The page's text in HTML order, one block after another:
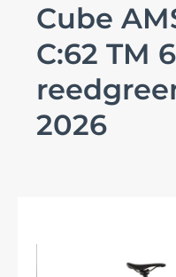
Cube
C:62 TM
2026